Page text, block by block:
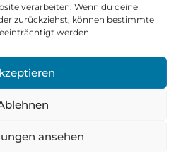
verarbeiten. Wenn du deine
zurückziehst, können bestimmte
werden.
ansehen